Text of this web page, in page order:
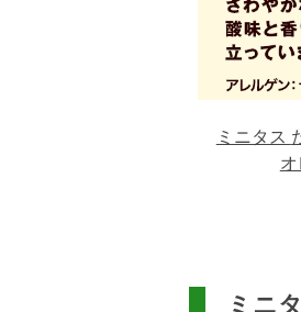
ミニタス
ミニ